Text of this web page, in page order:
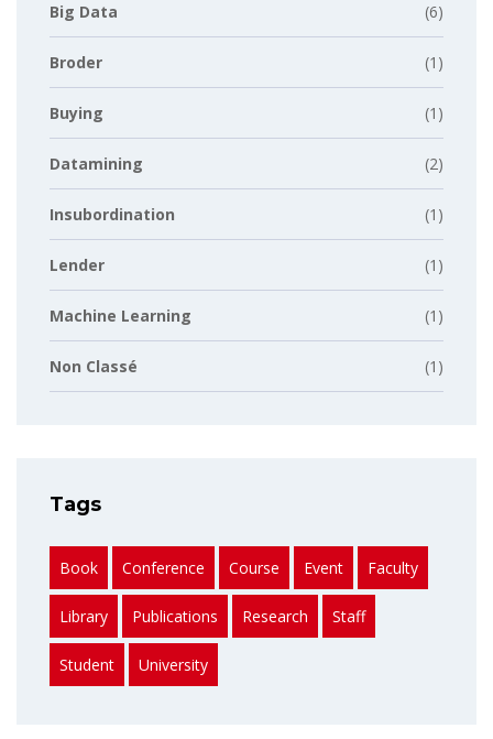
Big Data (6)
Broder (1)
Buying (1)
Datamining (2)
Insubordination (1)
Lender (1)
Machine Learning (1)
Non Classé (1)
Tags
Book Conference Course Event Faculty
Library Publications Research Staff
Student University